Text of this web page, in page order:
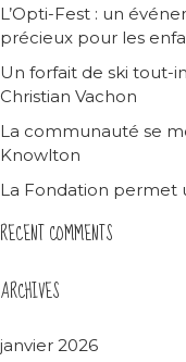
L’Opti-Fest : un
précieux pour les
Un forfait de ski tout-
Christian Vachon
La communauté se
Knowlton
La Fondation permet
RECENT COMMENTS
ARCHIVES
janvier 2026